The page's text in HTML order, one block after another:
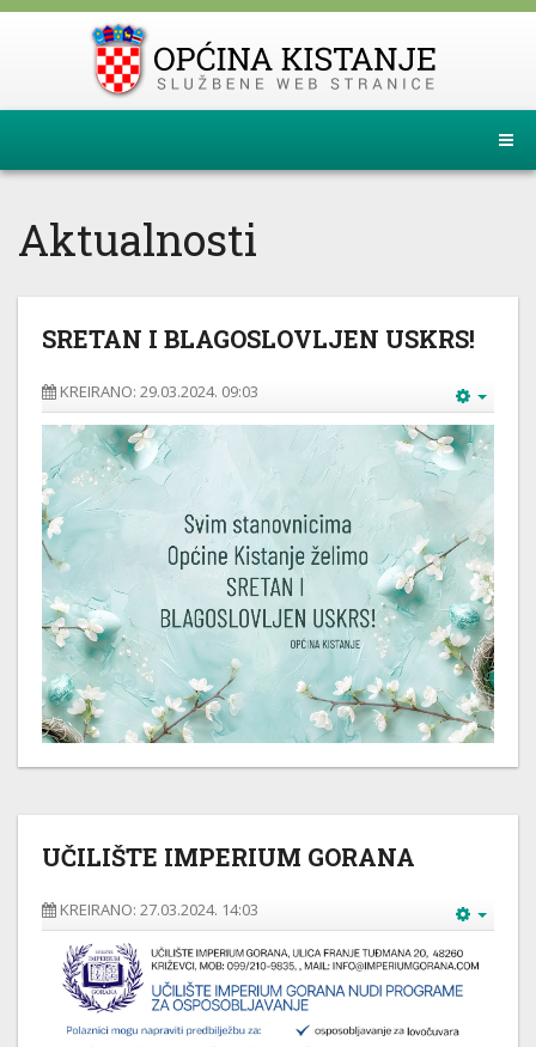
Aktualnosti
SRETAN I BLAGOSLOVLJEN USKRS!
KREIRANO: 29.03.2024. 09:03
UČILIŠTE IMPERIUM GORANA
KREIRANO: 27.03.2024. 14:03